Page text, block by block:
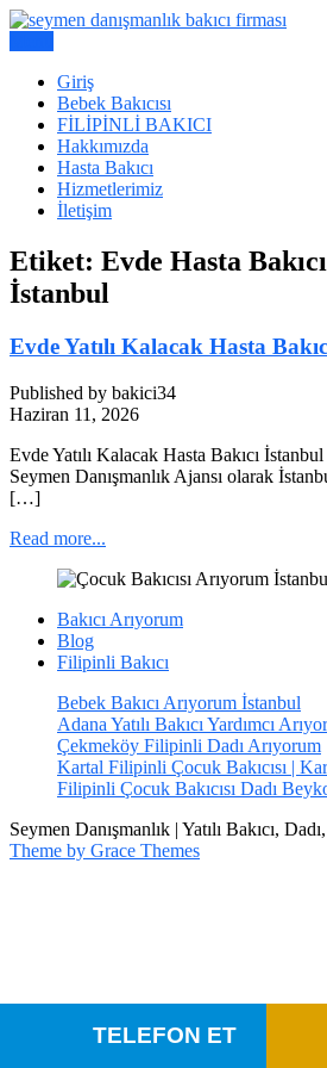
Skip
Seymen
Bakıcı, Dadı,
Giriş
Bebek Bakıcısı
FİLİPİNLİ BAKICI
Hakkımızda
Hasta Bakıcı
Hizmetlerimiz
İletişim
Etiket: Evde Hasta
İstanbul
Evde Yatılı Kalacak Hasta
Published by bakici34
Haziran 11, 2026
Evde Yatılı Kalacak Hasta Bakıcı
Seymen Danışmanlık Ajansı olarak
[…]
Read more...
Bakıcı Arıyorum
Blog
Filipinli Bakıcı
Bebek Bakıcı Arıyorum İstanbul
Adana Yatılı Bakıcı Yardımcı
Çekmeköy Filipinli Dadı Arıyorum
Kartal Filipinli Çocuk Bakıcısı |
Filipinli Çocuk Bakıcısı Dadı
Seymen Danışmanlık | Yatılı Bakıcı,
Theme by Grace Themes
TELEFON ET